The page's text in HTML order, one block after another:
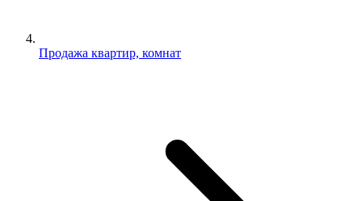
Продажа квартир, комнат